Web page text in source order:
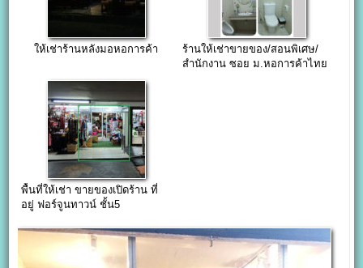
ให้เช่าร้านหลังมอหอการค้า
ร้านให้เช่าขายของ/สอนพิเศษ/
สำนักงาน ซอย ม.หอการค้าไทย
พื้นที่ให้เช่า ขายของเปิดร้าน ที่
อยู่ ฟอร์จูนทาวน์ ชั้น5